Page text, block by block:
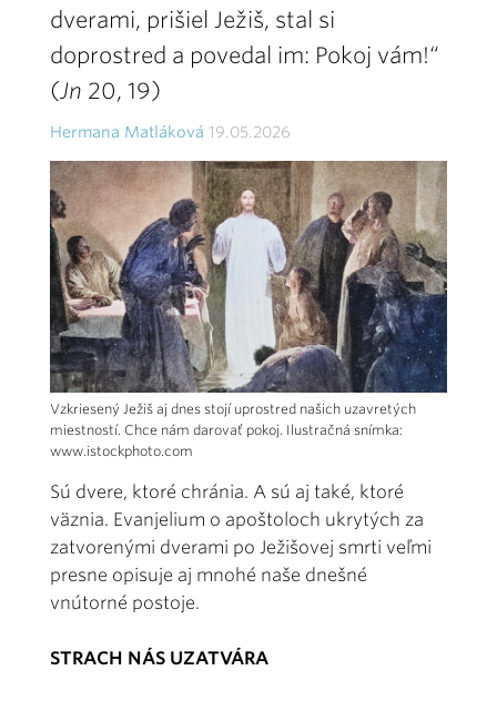
dverami, prišiel Ježiš, stal si
doprostred a povedal im: Pokoj vám!“
(Jn 20, 19)
Hermana Matláková 19.05.2026
Vzkriesený Ježiš aj dnes stojí uprostred našich uzavretých
miestností. Chce nám darovať pokoj. Ilustračná snímka:
www.istockphoto.com
Sú dvere, ktoré chránia. A sú aj také, ktoré
väznia. Evanjelium o apoštoloch ukrytých za
zatvorenými dverami po Ježišovej smrti veľmi
presne opisuje aj mnohé naše dnešné
vnútorné postoje.
STRACH NÁS UZATVÁRA